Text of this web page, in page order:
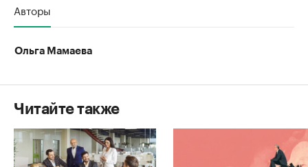
Авторы
Ольга Мамаева
Читайте также